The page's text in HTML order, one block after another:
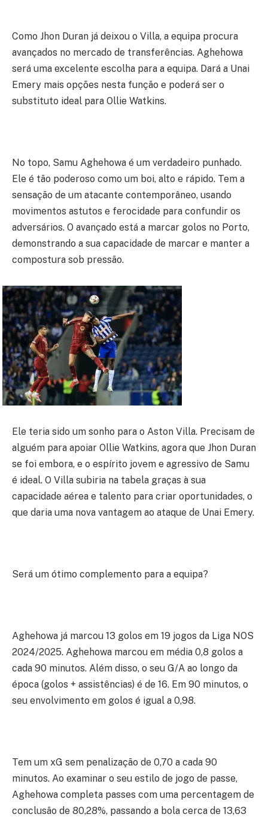
Como Jhon Duran já deixou o Villa, a equipa procura
avançados no mercado de transferências. Aghehowa
será uma excelente escolha para a equipa. Dará a Unai
Emery mais opções nesta função e poderá ser o
substituto ideal para Ollie Watkins.
No topo, Samu Aghehowa é um verdadeiro punhado.
Ele é tão poderoso como um boi, alto e rápido. Tem a
sensação de um atacante contemporâneo, usando
movimentos astutos e ferocidade para confundir os
adversários. O avançado está a marcar golos no Porto,
demonstrando a sua capacidade de marcar e manter a
compostura sob pressão.
Ele teria sido um sonho para o Aston Villa. Precisam de
alguém para apoiar Ollie Watkins, agora que Jhon Duran
se foi embora, e o espírito jovem e agressivo de Samu
é ideal. O Villa subiria na tabela graças à sua
capacidade aérea e talento para criar oportunidades, o
que daria uma nova vantagem ao ataque de Unai Emery.
Será um ótimo complemento para a equipa?
Aghehowa já marcou 13 golos em 19 jogos da Liga NOS
2024/2025. Aghehowa marcou em média 0,8 golos a
cada 90 minutos. Além disso, o seu G/A ao longo da
época (golos + assistências) é de 16. Em 90 minutos, o
seu envolvimento em golos é igual a 0,98.
Tem um xG sem penalização de 0,70 a cada 90
minutos. Ao examinar o seu estilo de jogo de passe,
Aghehowa completa passes com uma percentagem de
conclusão de 80,28%, passando a bola cerca de 13,63